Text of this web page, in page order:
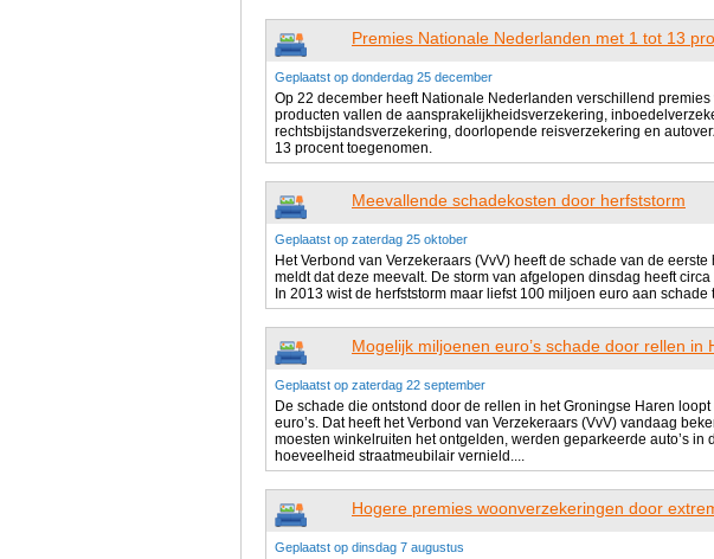
Premies Nationale Nederlanden met 1 tot 13
Geplaatst op donderdag 25 december
Op 22 december heeft Nationale Nederlanden verschillend
producten vallen de aansprakelijkheidsverzekering,
rechtsbijstandsverzekering, doorlopende reisverzekering en
13 procent toegenomen.
Meevallende schadekosten door herfststorm
Geplaatst op zaterdag 25 oktober
Het Verbond van Verzekeraars (VvV) heeft de schade van de
meldt dat deze meevalt. De storm van afgelopen dinsdag heeft
In 2013 wist de herfststorm maar liefst 100 miljoen euro aan schade
Mogelijk miljoenen euro’s schade door rellen in
Geplaatst op zaterdag 22 september
De schade die ontstond door de rellen in het Groningse Haren
euro’s. Dat heeft het Verbond van Verzekeraars (VvV) vandaag
moesten winkelruiten het ontgelden, werden geparkeerde auto’s in
hoeveelheid straatmeubilair vernield....
Hogere premies woonverzekeringen door
Geplaatst op dinsdag 7 augustus